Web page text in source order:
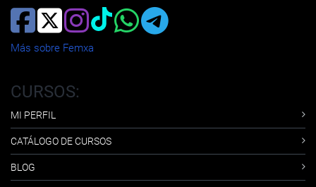
Más sobre Femxa
CURSOS:
MI PERFIL
CATÁLOGO DE CURSOS
BLOG